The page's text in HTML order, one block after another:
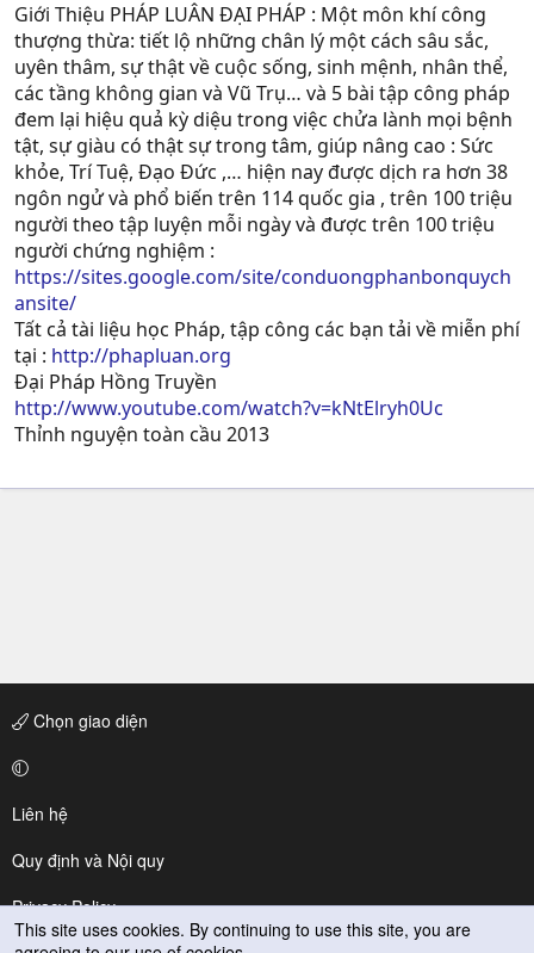
Giới Thiệu PHÁP LUÂN ĐẠI PHÁP : Một môn khí công
thượng thừa: tiết lộ những chân lý một cách sâu sắc,
uyên thâm, sự thật về cuộc sống, sinh mệnh, nhân thể,
các tầng không gian và Vũ Trụ… và 5 bài tập công pháp
đem lại hiệu quả kỳ diệu trong việc chửa lành mọi bệnh
tật, sự giàu có thật sự trong tâm, giúp nâng cao : Sức
khỏe, Trí Tuệ, Ðạo Ðức ,… hiện nay được dịch ra hơn 38
ngôn ngử và phổ biến trên 114 quốc gia , trên 100 triệu
người theo tập luyện mỗi ngày và được trên 100 triệu
người chứng nghiệm :
https://sites.google.com/site/conduongphanbonquych
ansite/
Tất cả tài liệu học Pháp, tập công các bạn tải về miễn phí
tại : http://phapluan.org
Đại Pháp Hồng Truyền
http://www.youtube.com/watch?v=kNtElryh0Uc
Thỉnh nguyện toàn cầu 2013
Chọn giao diện
Liên hệ
Quy định và Nội quy
Privacy Policy
This site uses cookies. By continuing to use this site, you are